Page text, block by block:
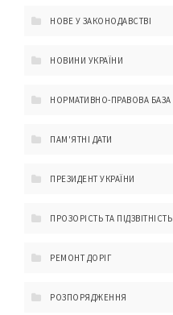
НОВЕ У ЗАКОНОДАВСТВІ
НОВИНИ УКРАЇНИ
НОРМАТИВНО-ПРАВОВА БАЗА
ПАМ'ЯТНІ ДАТИ
ПРЕЗИДЕНТ УКРАЇНИ
ПРОЗОРІСТЬ ТА ПІДЗВІТНІСТЬ
РЕМОНТ ДОРІГ
РОЗПОРЯДЖЕННЯ